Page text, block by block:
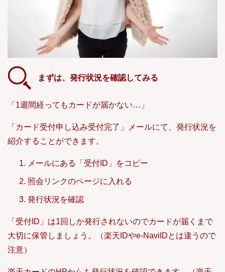
まずは、発行状況を確認してみる
「1週間経ってもカードが届かない…」
「カード受付申し込み受付完了」メールにて、発行状況を
紹介することができます。
メールにある「受付ID」をコピー
照会リンクのページに入れる
発行状況を確認
「受付ID」は1回しか発行されないのでカードが届くまで
大切に保管しましょう。（楽天IDやe-NaviIDとは違うので
注意）